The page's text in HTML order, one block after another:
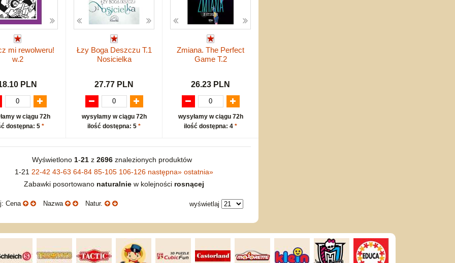
mi rewolweru!
w.2
PLN
w ciągu 72h
dostępna: 5 *
Łzy Boga Deszczu T.1
Nosicielka
27.77 PLN
wysyłamy w ciągu 72h
ilość dostępna: 5 *
Zmiana. The Perfect
Game T.2
26.23 PLN
wysyłamy w ciągu 72h
ilość dostępna: 4 *
Wyświetlono 1-21z 2696znalezionych produktów
1-21 22-42 43-63 64-84 85-105 106-126 następna» ostatnia»
Zabawki posortowano naturalniew kolejności rosnącej
Cena Nazwa Natur. wyświetlaj